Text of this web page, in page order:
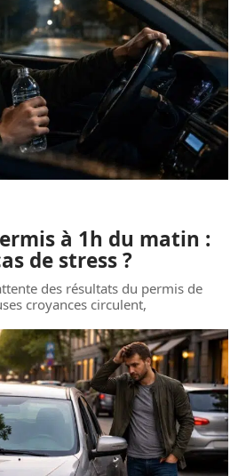
à 1h du matin :
de stress ?
des résultats du permis de
croyances circulent,